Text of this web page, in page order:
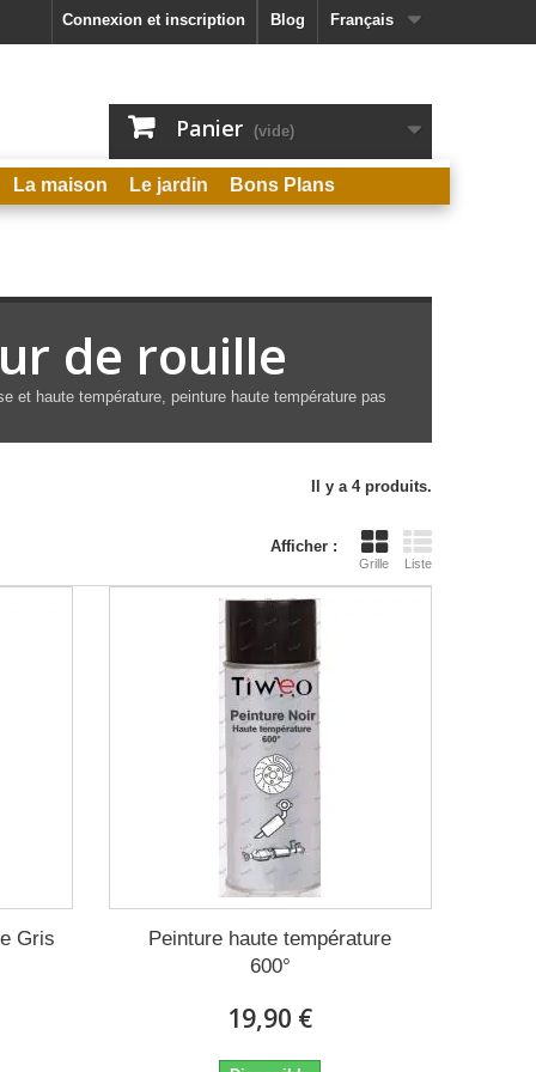
Français
Blog
Connexion et inscription
Panier (vide)
La maison Le jardin Bons Plans
de rouille
et haute température, peinture haute température pas
Il y a 4 produits.
Afficher :
Grille Liste
Gris
Peinture haute température
600°
19,90 €